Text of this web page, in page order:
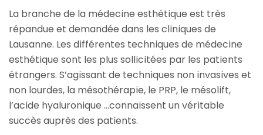
La branche de la médecine esthétique est très
répandue et demandée dans les cliniques de
Lausanne. Les différentes techniques de médecine
esthétique sont les plus sollicitées par les patients
étrangers. S’agissant de techniques non invasives et
non lourdes, la mésothérapie, le PRP, le mésolift,
l’acide hyaluronique …connaissent un véritable
succès auprès des patients.